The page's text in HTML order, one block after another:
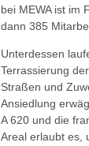
bei MEWA ist im
dann 385
Unterdessen
Terrassierung
Straßen und
Ansiedlung
A 620 und die
Areal erlaubt es,